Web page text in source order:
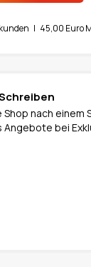
| 45,00 Euro
Shop nach einem
bei